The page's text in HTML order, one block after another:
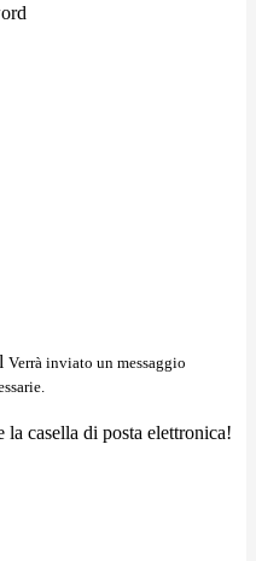
Verrà inviato un messaggio
casella di posta elettronica!